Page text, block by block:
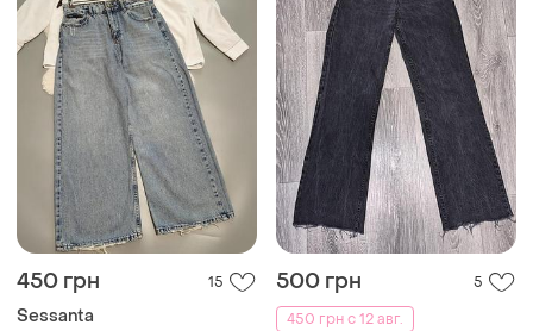
450 грн 15
Sessanta
500 грн
5
450 грн с 12 авг.